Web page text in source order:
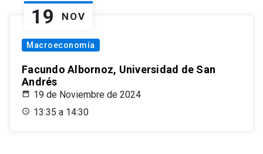
19 NOV
Macroeconomía
Facundo Albornoz, Universidad de San
Andrés
19 de Noviembre de 2024
13:35 a 14:30